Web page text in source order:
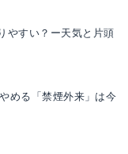
やすい？ー天気と片頭
める「禁煙外来」は今